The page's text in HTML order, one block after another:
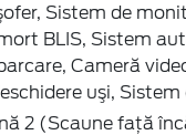
Sistem de
BLIS, Sistem
Cameră
uşi,
2 (Scaune faţă